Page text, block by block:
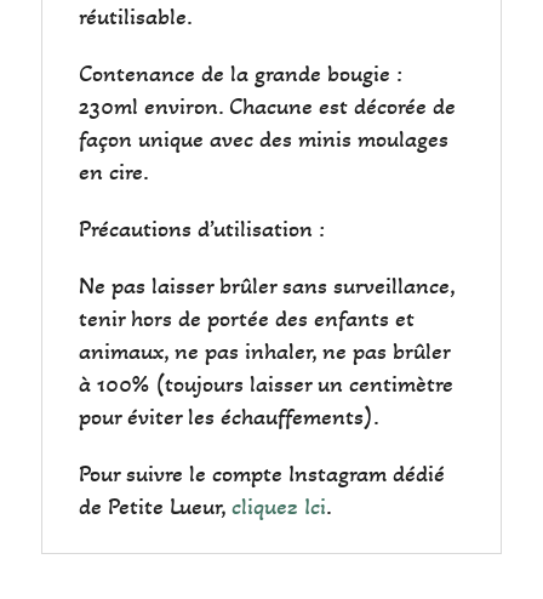
réutilisable.
Contenance de la grande bougie :
230ml environ. Chacune est décorée de
façon unique avec des minis moulages
en cire.
Précautions d’utilisation :
Ne pas laisser brûler sans surveillance,
tenir hors de portée des enfants et
animaux, ne pas inhaler, ne pas brûler
à 100% (toujours laisser un centimètre
pour éviter les échauffements).
Pour suivre le compte Instagram dédié
de Petite Lueur, cliquez Ici.